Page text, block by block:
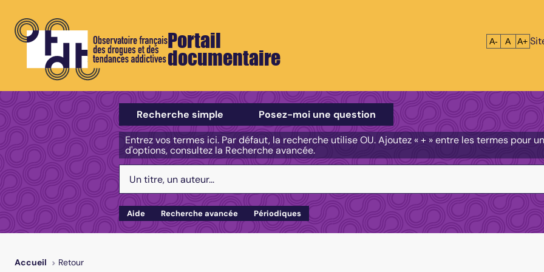
Portail
documentaire
Réduire le
A- A A+
Sélectionner un type de recherche
Recherche simple
Posez-moi une question
Entrez vos termes ici. Par défaut, la recherche utilise OU. Ajoutez « + » entre les termes pour
d'options, consultez la Recherche avancée.
Aide Recherche avancée Périodiques
Accueil Retour